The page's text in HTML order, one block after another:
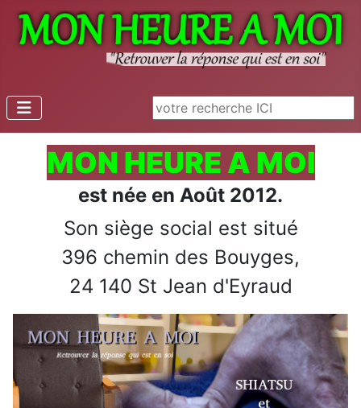
Rechercher
MON HEURE A MOI
est née en Août 2012.
Son siège social est situé
396 chemin des Bouyges,
24 140 St Jean d'Eyraud